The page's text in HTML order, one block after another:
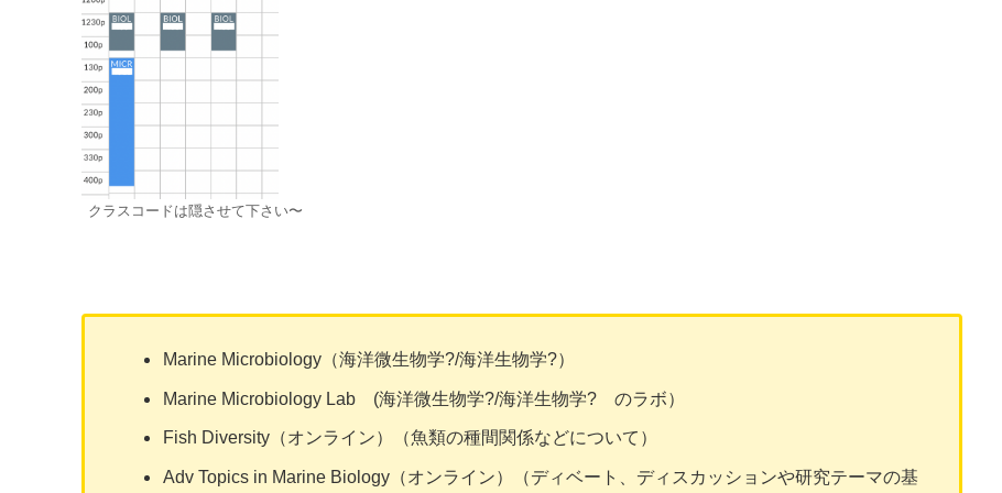
クラスコードは隠させて下さい〜
Marine Microbiology（海洋微生物学?/海洋生物学?）
Marine Microbiology Lab (海洋微生物学?/海洋生物学? のラボ）
Fish Diversity（オンライン）（魚類の種間関係などについて）
Adv Topics in Marine Biology（オンライン）（ディベート、ディスカッションや研究テーマの基